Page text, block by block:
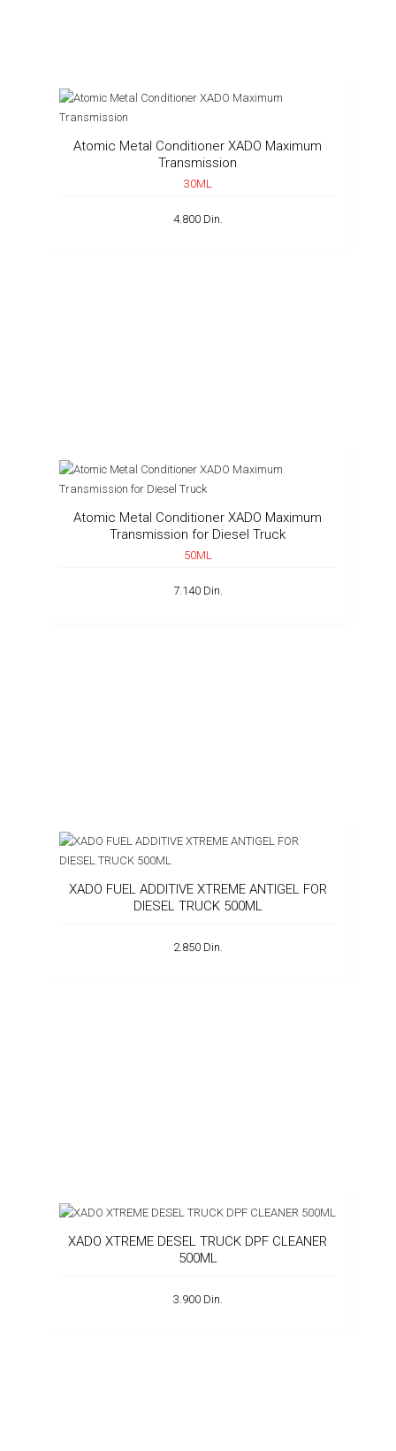
Atomic Metal Conditioner XADO Maximum
Transmission
30ML
4.800 Din.
Atomic Metal Conditioner XADO Maximum
Transmission for Diesel Truck
50ML
7.140 Din.
XADO FUEL ADDITIVE XTREME ANTIGEL FOR
DIESEL TRUCK 500ML
2.850 Din.
XADO XTREME DESEL TRUCK DPF CLEANER
500ML
3.900 Din.